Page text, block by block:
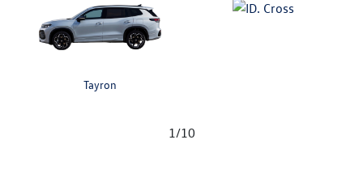
Tayron
1/10